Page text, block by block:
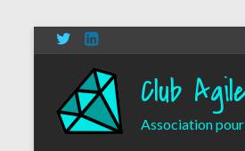
Aller
au
Club
Association